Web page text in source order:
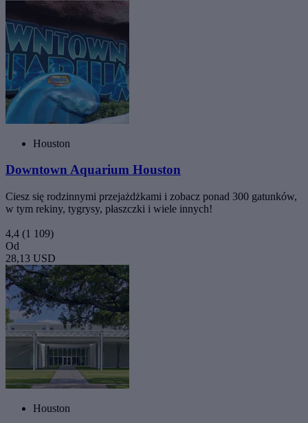
Houston
Downtown Aquarium Houston
Ciesz się rodzinnymi przejażdżkami i zobacz ponad 300 gatunków,
w tym rekiny, tygrysy, płaszczki i wiele innych!
4,4 (1 109)
Od
28,13 USD
Houston